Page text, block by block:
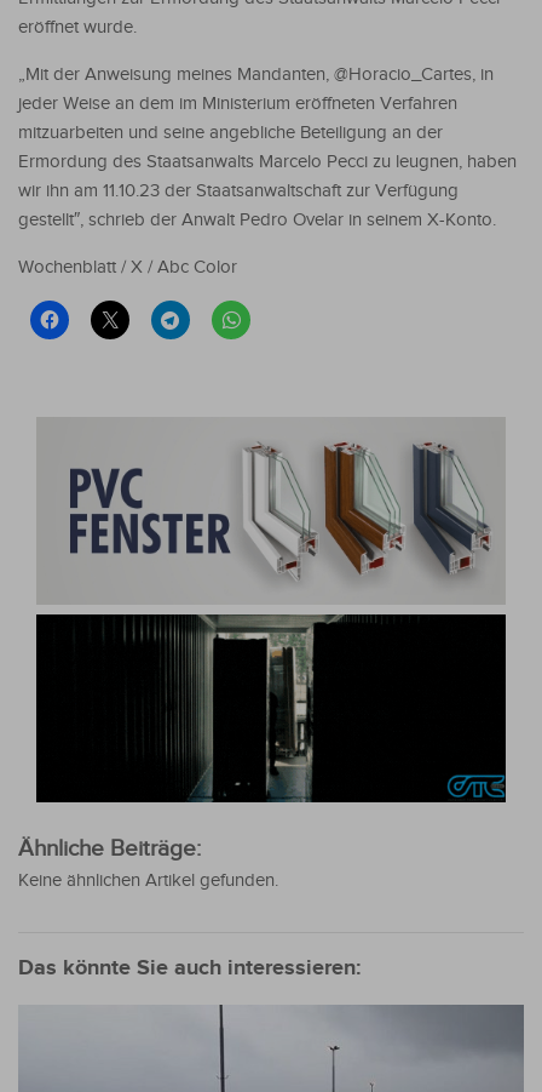
eröffnet wurde.
„Mit der Anweisung meines Mandanten, @Horacio_Cartes, in
jeder Weise an dem im Ministerium eröffneten Verfahren
mitzuarbeiten und seine angebliche Beteiligung an der
Ermordung des Staatsanwalts Marcelo Pecci zu leugnen, haben
wir ihn am 11.10.23 der Staatsanwaltschaft zur Verfügung
gestellt″, schrieb der Anwalt Pedro Ovelar in seinem X-Konto.
Wochenblatt / X / Abc Color
Ähnliche Beiträge:
Keine ähnlichen Artikel gefunden.
Das könnte Sie auch interessieren: